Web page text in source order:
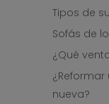
Tipos de
Sofás de
¿Qué
nueva?